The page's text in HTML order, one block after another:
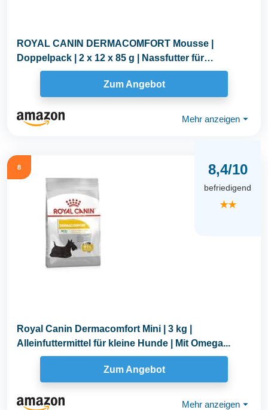
ROYAL CANIN DERMACOMFORT Mousse |
Doppelpack | 2 x 12 x 85 g | Nassfutter für
ausgewachsene Hunde...
Zum Angebot
Mehr anzeigen ⏷
8 8,4/10
befriedigend
★★
Royal Canin Dermacomfort Mini | 3 kg |
Alleinfuttermittel für kleine Hunde | Mit Omega...
Zum Angebot
Mehr anzeigen ⏷